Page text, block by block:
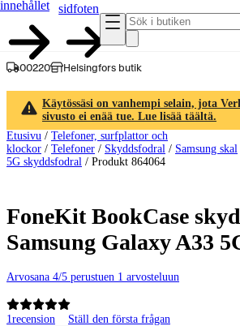
innehållet
sidfoten
00220 Helsingfors butik
Käytössäsi on vanhempi selain, jota
sivusto ei enää tue. Lue lisää täältä.
Etusivu / Telefoner, surfplattor och
klockor / Telefoner / Skyddsfodral / Samsung skal
5G skyddsfodral / Produkt 864064
FoneKit BookCase
Samsung Galaxy A33
Arvosana 4/5 perustuen 1 arvosteluun
1recension Ställ den första frågan